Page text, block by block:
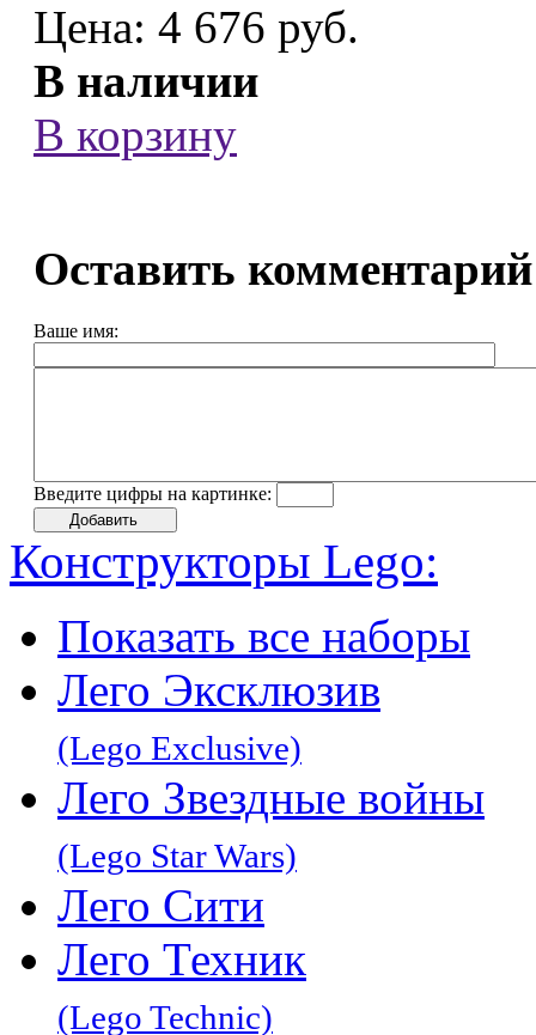
Цена: 4 676 руб.
В наличии
В корзину
Оставить
Ваше имя:
Введите цифры на картинке:
Конструкторы Lego:
Показать все наборы
Лего Эксклюзив
(Lego Exclusive)
Лего Звeздные войны
(Lego Star Wars)
Лего Сити
Лего Техник
(Lego Technic)